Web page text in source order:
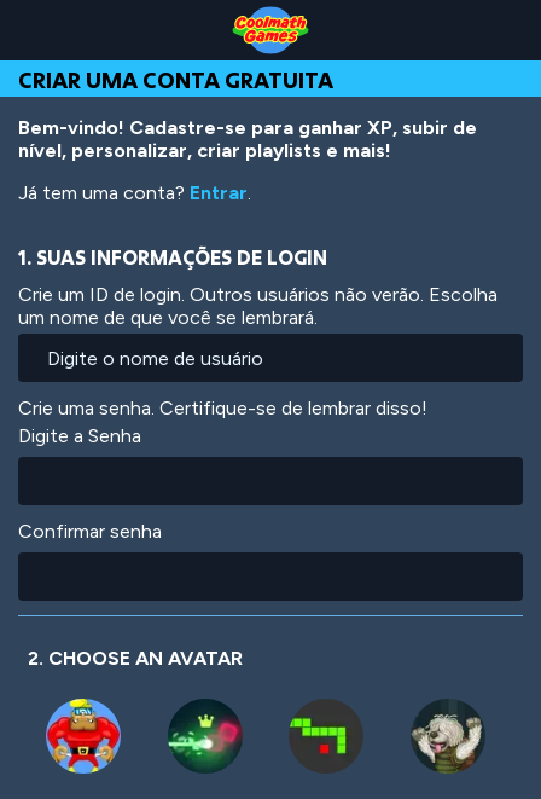
Top
of
Page
Navigation
Main
Content
Footer
o
conteúdo
principal
CRIAR UMA CONTA GRATUITA
Bem-vindo! Cadastre-se para ganhar XP, subir de
nível, personalizar, criar playlists e mais!
Já tem uma conta? Entrar.
1. SUAS INFORMAÇÕES DE LOGIN
Crie um ID de login. Outros usuários não verão. Escolha
um nome de que você se lembrará.
Crie uma senha. Certifique-se de lembrar disso!
Digite a Senha
Confirmar senha
2. CHOOSE AN AVATAR